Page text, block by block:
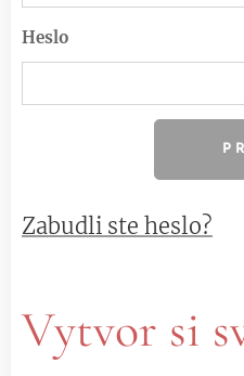
Heslo
Zabudli ste heslo?
Vytvor si